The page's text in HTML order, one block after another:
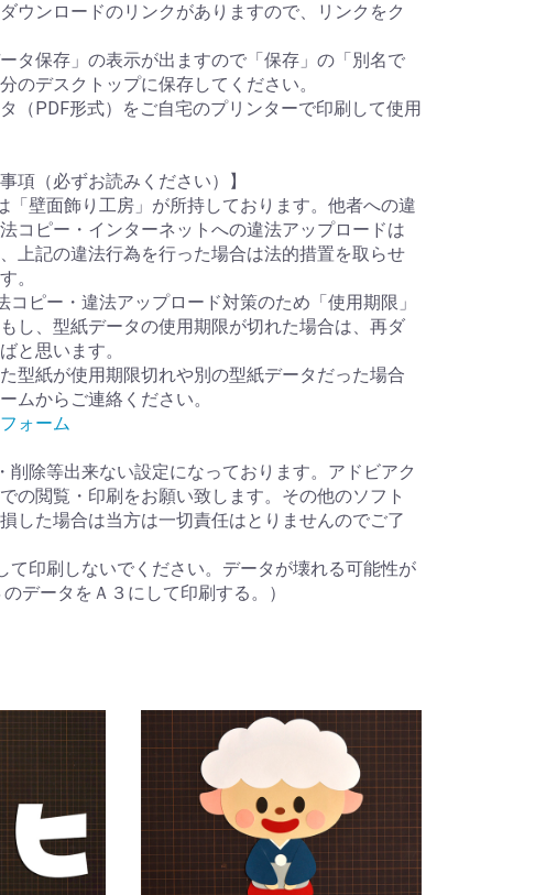
ウンロードのリンクがありますので、リンクをク
タ保存」の表示が出ますので「保存」の「別名で
のデスクトップに保存してください。
（PDF形式）をご自宅のプリンターで印刷して使用
項（必ずお読みください）】
「壁面飾り工房」が所持しております。他者への違
コピー・インターネットへの違法アップロードは
上記の違法行為を行った場合は法的措置を取らせ
。
コピー・違法アップロード対策のため「使用期限」
し、型紙データの使用期限が切れた場合は、再ダ
と思います。
型紙が使用期限切れや別の型紙データだった場合
ムからご連絡ください。
ォーム
削除等出来ない設定になっております。アドビアク
の閲覧・印刷をお願い致します。その他のソフト
した場合は当方は一切責任はとりませんのでご了
て印刷しないでください。データが壊れる可能性が
データをＡ３にして印刷する。）